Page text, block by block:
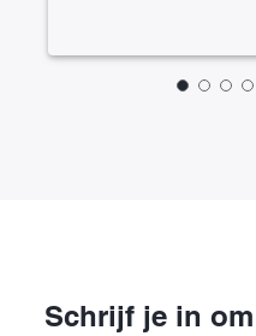
Schrijf je in